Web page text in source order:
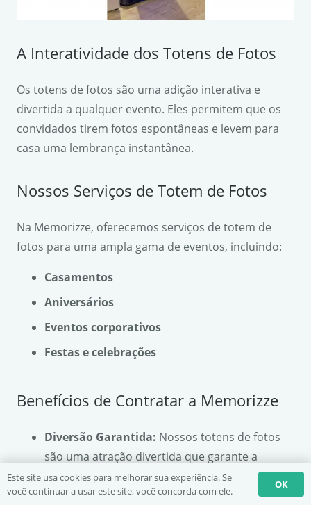
A Interatividade dos Totens de Fotos
Os totens de fotos são uma adição interativa e
divertida a qualquer evento. Eles permitem que os
convidados tirem fotos espontâneas e levem para
casa uma lembrança instantânea.
Nossos Serviços de Totem de Fotos
Na Memorizze, oferecemos serviços de totem de
fotos para uma ampla gama de eventos, incluindo:
Casamentos
Aniversários
Eventos corporativos
Festas e celebrações
Benefícios de Contratar a Memorizze
Diversão Garantida: Nossos totens de fotos
são uma atração divertida que garante a
interação dos convidados.
Os convidados podem
Este site usa cookies para melhorar sua experiência. Se
você continuar a usar este site, você concorda com ele.
OK